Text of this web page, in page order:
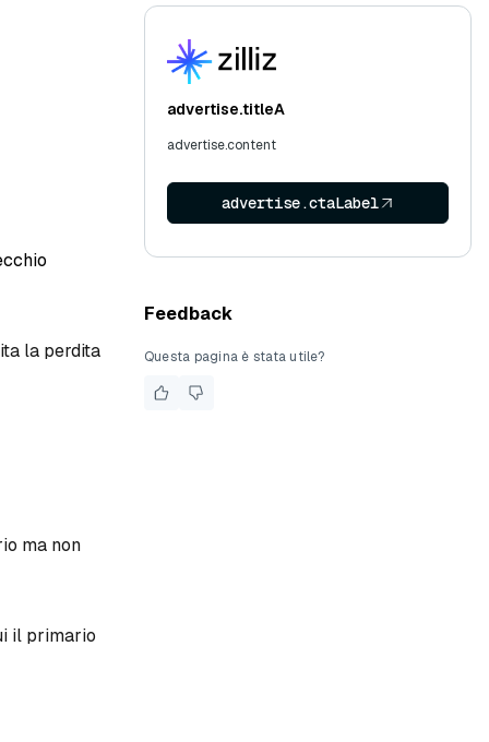
la perdita
ma non
il primario
advertise.titleA
advertise.content
advertise.ctaLabel
Feedback
Questa pagina è stata utile?